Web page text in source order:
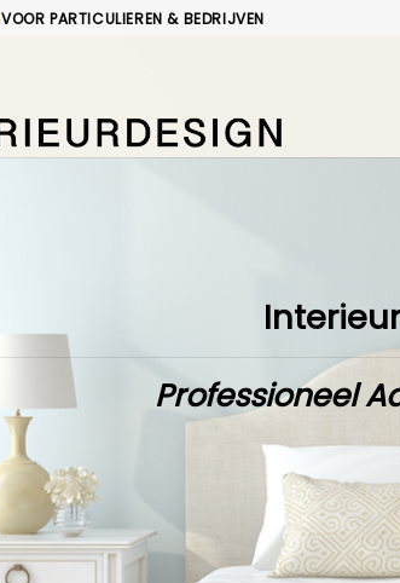
VOOR PARTICULIEREN & BEDRIJVEN
Professioneel